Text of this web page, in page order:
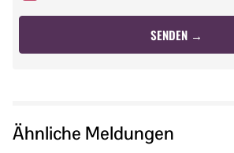
Ähnliche Meldungen